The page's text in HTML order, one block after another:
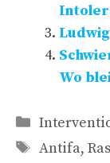
Wo
Antifa,